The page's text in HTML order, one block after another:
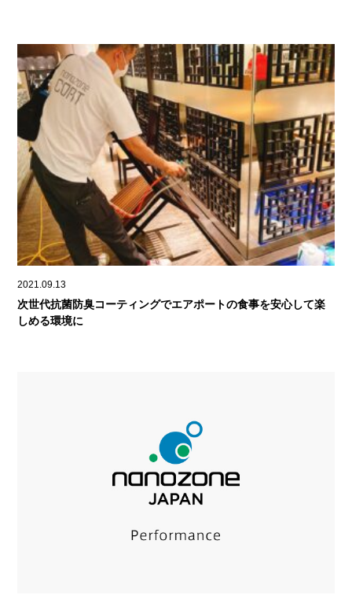
2021.09.13
次世代抗菌防臭コーティングでエアポートの食事を安心して楽
しめる環境に